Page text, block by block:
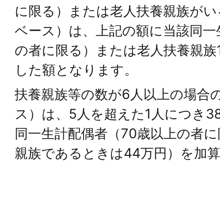
に限る）または老人扶養親族が
ベース）は、上記の額に当該同
の者に限る）または老人扶養親
した額となります。
扶養親族等の数が6人以上の場合
ス）は、5人を超えた1人につき
同一生計配偶者（70歳以上の者
親族であるときは44万円）を加